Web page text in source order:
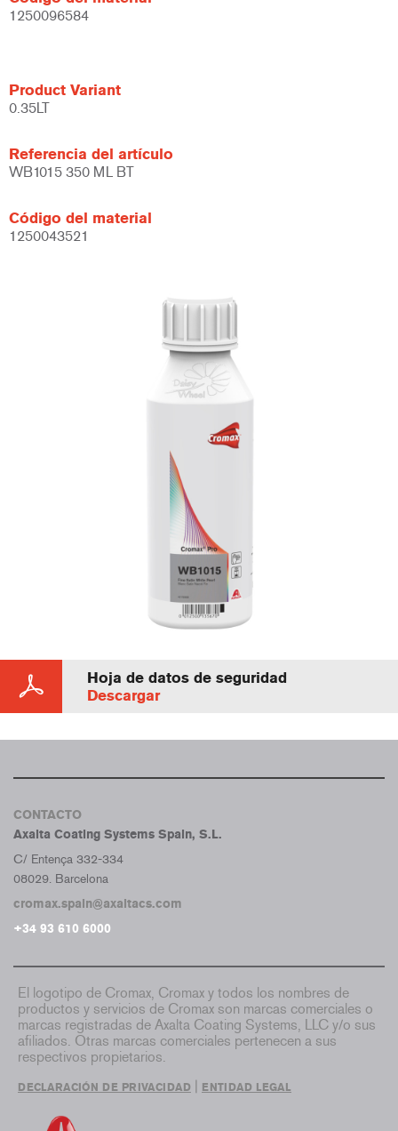
1250096584
Product Variant
0.35LT
Referencia del artículo
WB1015 350 ML BT
Código del material
1250043521
Hoja de datos de seguridad
Descargar
CONTACTO
Axalta Coating Systems Spain, S.L.
C/ Entença 332-334
08029. Barcelona
cromax.spain@axaltacs.com
+34 93 610 6000
El logotipo de Cromax, Cromax y todos los nombres de
productos y servicios de Cromax son marcas comerciales o
marcas registradas de Axalta Coating Systems, LLC y/o sus
afiliados. Otras marcas comerciales pertenecen a sus
respectivos propietarios.
DECLARACIÓN DE PRIVACIDAD ENTIDAD LEGAL